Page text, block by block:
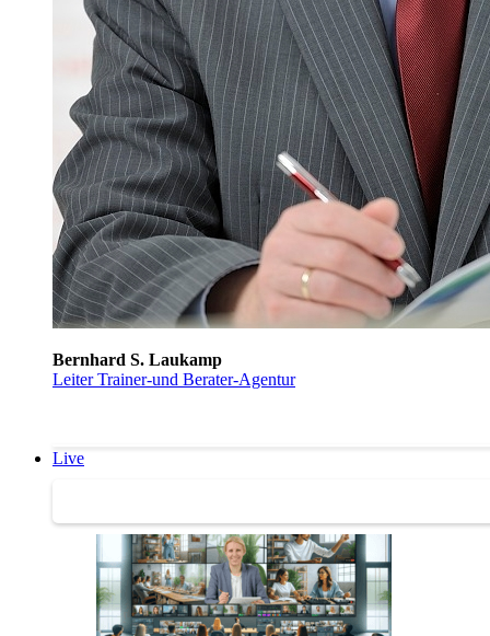
Bernhard S. Laukamp
Leiter Trainer-und Berater-Agentur
Live